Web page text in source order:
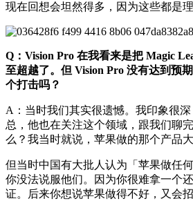
现在回想会坦然得多，因为这些都是
Q：Vision Pro 在我看来是把 Magic
至超越了。但 Vision Pro 没有达到预
个打击吗？
A：当时我们其实很遗憾。我印象很
总，他也在关注这个领域，跟我们聊
么？我当时就说，苹果做的那个产品大
但当时中国有大批人认为「苹果做任
你没法说服他们。因为你很难拿一个
证。后来你想说苹果做得不好，又会招